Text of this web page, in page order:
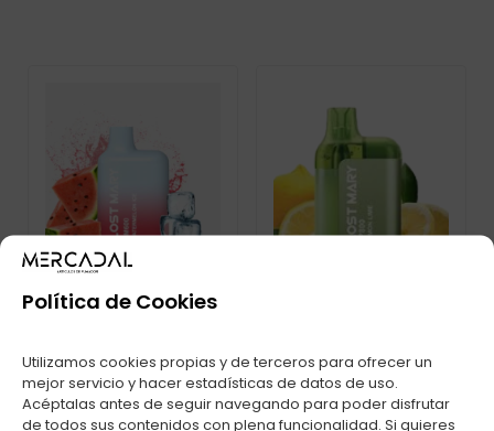
Política de Cookies
Utilizamos cookies propias y de terceros para ofrecer un
mejor servicio y hacer estadísticas de datos de uso.
Acéptalas antes de seguir navegando para poder disfrutar
de todos sus contenidos con plena funcionalidad. Si quieres
POD DESECHABLE
LOST MARY BM600S
PUFFS WATERMELON
LOST MARY TP800
LEMON LIME